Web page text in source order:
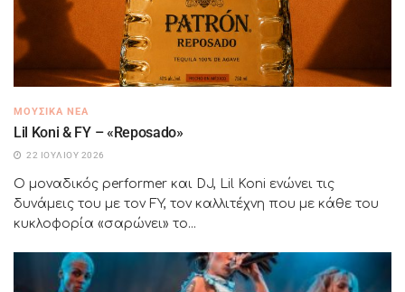
ΜΟΥΣΙΚΆ ΝΈΑ
Lil Koni & FY – «Reposado»
22 ΙΟΥΛΊΟΥ 2026
Ο μοναδικός performer και DJ, Lil Koni ενώνει τις
δυνάμεις του με τον FY, τον καλλιτέχνη που με κάθε του
κυκλοφορία «σαρώνει» το...